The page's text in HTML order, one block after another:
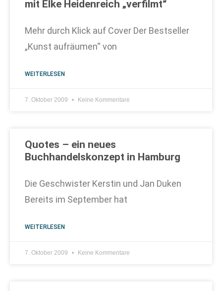
mit Elke Heidenreich „verfilmt“
Mehr durch Klick auf Cover Der Bestseller
„Kunst aufräumen“ von
WEITERLESEN
7. Oktober 2009 Keine Kommentare
Quotes – ein neues
Buchhandelskonzept in Hamburg
Die Geschwister Kerstin und Jan Duken
Bereits im September hat
WEITERLESEN
7. Oktober 2009 Keine Kommentare